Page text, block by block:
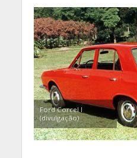
Ford Corcel I
(divulgação)